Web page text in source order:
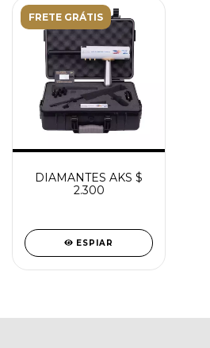
FRETE GRÁTIS
DIAMANTES AKS $
2.300
ESPIAR